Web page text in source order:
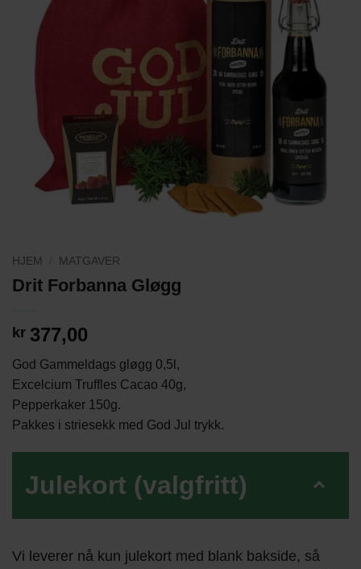
HJEM MATGAVER
Drit Forbanna Gløgg
kr 377,00
God Gammeldags gløgg 0,5l,
Excelcium Truffles Cacao 40g,
Pepperkaker 150g.
Pakkes i striesekk med God Jul trykk.
Julekort (valgfritt)
Vi leverer nå kun julekort med blank bakside, så